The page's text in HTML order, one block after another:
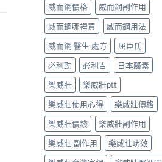
威而鋼價格
威而鋼副作用
威而鋼哪裡買
威而鋼用法
威而鋼 醫生 處方
屈臣氏
必利勁
必利吉
日本藤素
樂威壯
樂威壯ptt
樂威壯使用心得
樂威壯價格
樂威壯價錢
樂威壯副作用
樂威壯 副作用
樂威壯功效